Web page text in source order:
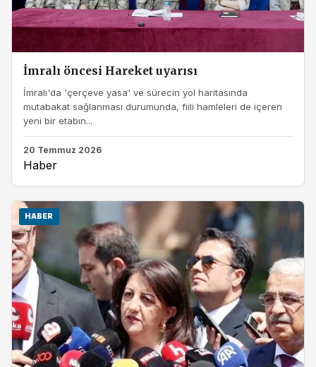
İmralı öncesi Hareket uyarısı
İmralı'da 'çerçeve yasa' ve sürecin yol haritasında
mutabakat sağlanması durumunda, fiili hamleleri de içeren
yeni bir etabın...
20 Temmuz 2026
Haber
HABER